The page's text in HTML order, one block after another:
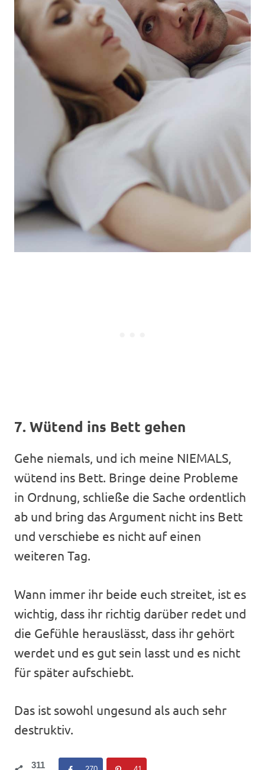
7. Wütend ins Bett gehen
Gehe niemals, und ich meine NIEMALS,
wütend ins Bett. Bringe deine Probleme
in Ordnung, schließe die Sache ordentlich
ab und bring das Argument nicht ins Bett
und verschiebe es nicht auf einen
weiteren Tag.
Wann immer ihr beide euch streitet, ist es
wichtig, dass ihr richtig darüber redet und
die Gefühle herauslässt, dass ihr gehört
werdet und es gut sein lasst und es nicht
für später aufschiebt.
Das ist sowohl ungesund als auch sehr
destruktiv.
311